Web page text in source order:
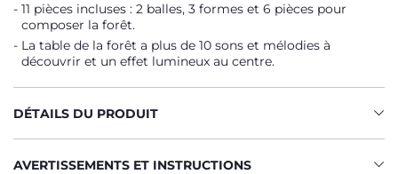
11 pièces incluses : 2 balles, 3 formes et 6 pièces pour
composer la forêt.
La table de la forêt a plus de 10 sons et mélodies à
découvrir et un effet lumineux au centre.
DÉTAILS DU PRODUIT
AVERTISSEMENTS ET INSTRUCTIONS